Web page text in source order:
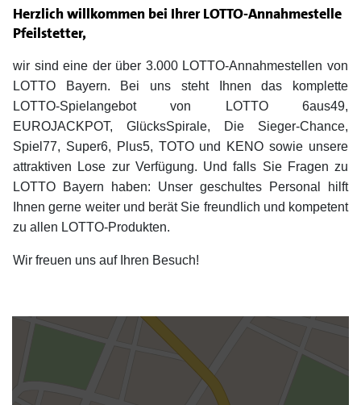
Herzlich willkommen bei Ihrer LOTTO-Annahmestelle
Pfeilstetter,
wir sind eine der über 3.000 LOTTO-Annahmestellen von
LOTTO Bayern. Bei uns steht Ihnen das komplette
LOTTO-Spielangebot von LOTTO 6aus49,
EUROJACKPOT, GlücksSpirale, Die Sieger-Chance,
Spiel77, Super6, Plus5, TOTO und KENO sowie unsere
attraktiven Lose zur Verfügung. Und falls Sie Fragen zu
LOTTO Bayern haben: Unser geschultes Personal hilft
Ihnen gerne weiter und berät Sie freundlich und kompetent
zu allen LOTTO-Produkten.
Wir freuen uns auf Ihren Besuch!